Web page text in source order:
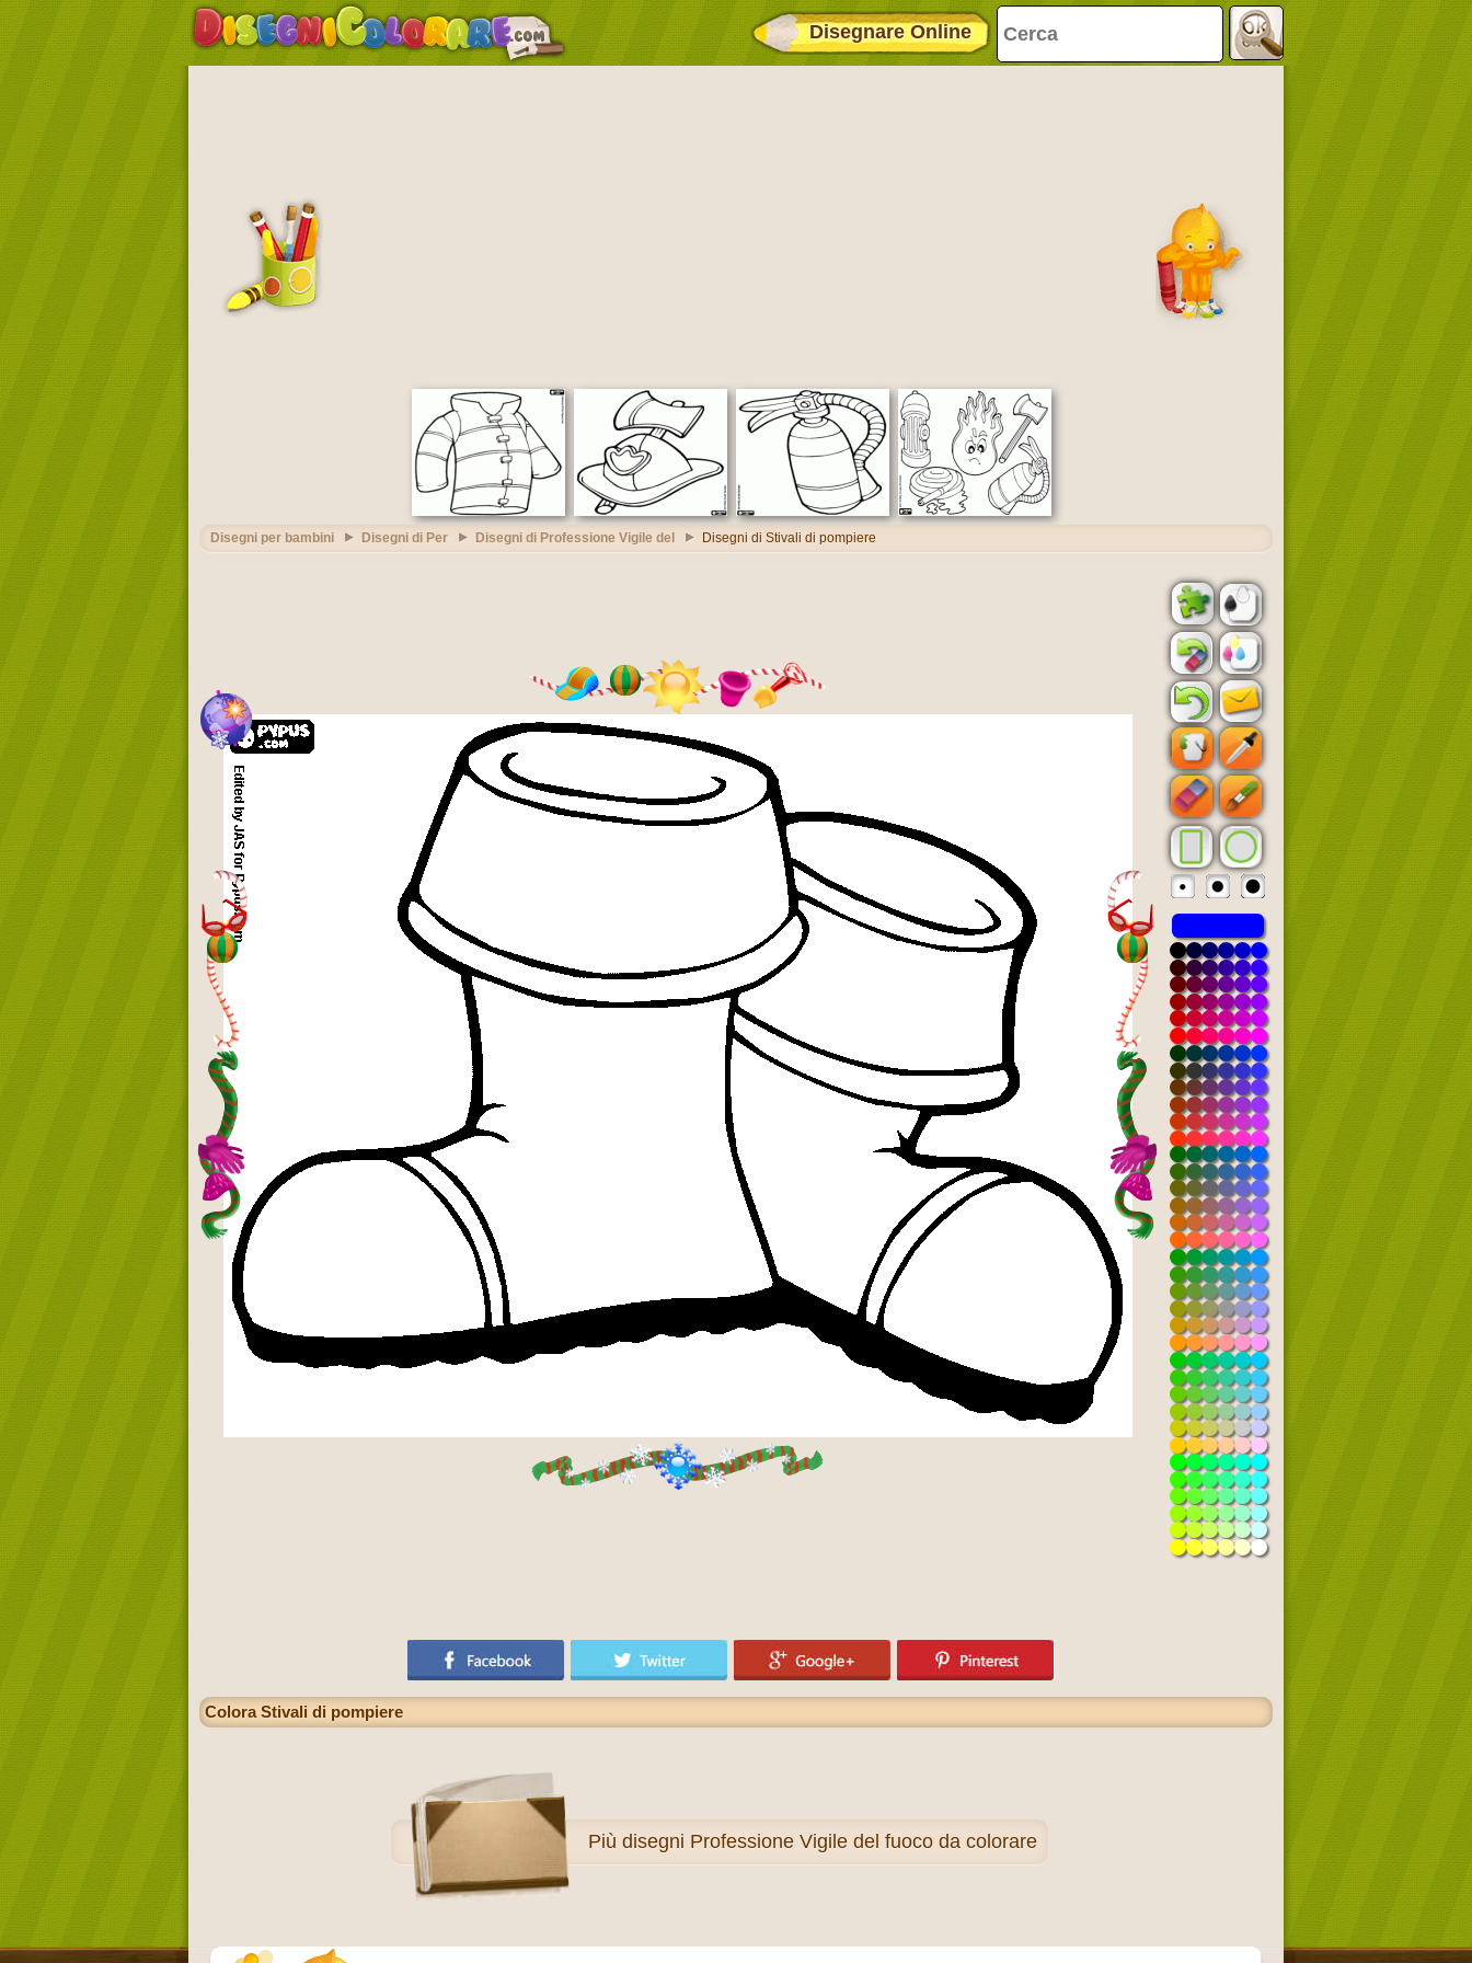
Disegnare Online
Disegni per bambini Disegni di Per Disegni di Professione Vigile del Disegni di Stivali di pompiere
Colora Stivali di pompiere
Più disegni Professione Vigile del fuoco da colorare